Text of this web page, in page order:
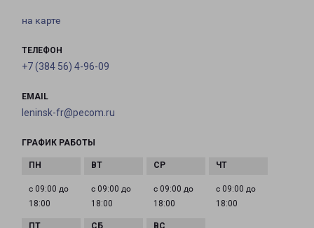
на карте
ТЕЛЕФОН
+7 (384 56) 4-96-09
EMAIL
leninsk-fr@pecom.ru
ГРАФИК РАБОТЫ
с 09:00 до
18:00
с 09:00 до
18:00
с 09:00 до
18:00
с 09:00 до
18:00